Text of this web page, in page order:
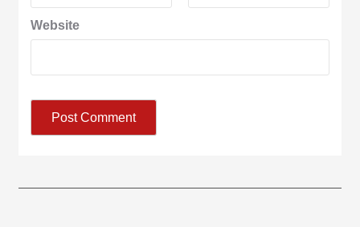
Website